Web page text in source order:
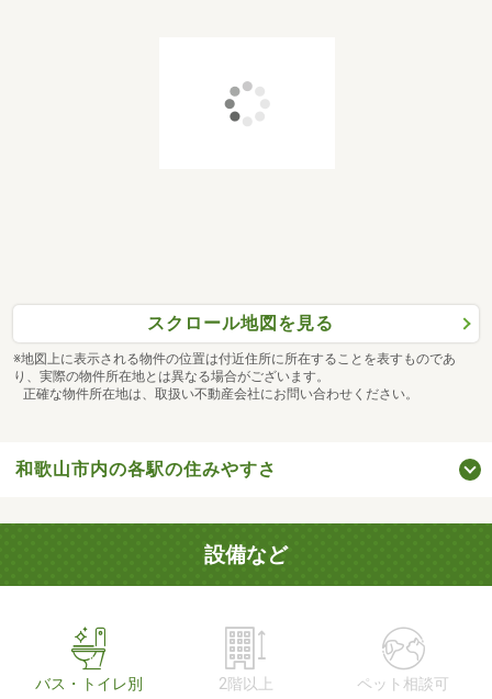
スクロール地図を見る
※地図上に表示される物件の位置は付近住所に所在することを表すものであ
り、実際の物件所在地とは異なる場合がございます。
正確な物件所在地は、取扱い不動産会社にお問い合わせください。
和歌山市内の各駅の住みやすさ
設備など
バス・トイレ別 2階以上 ペット相談可